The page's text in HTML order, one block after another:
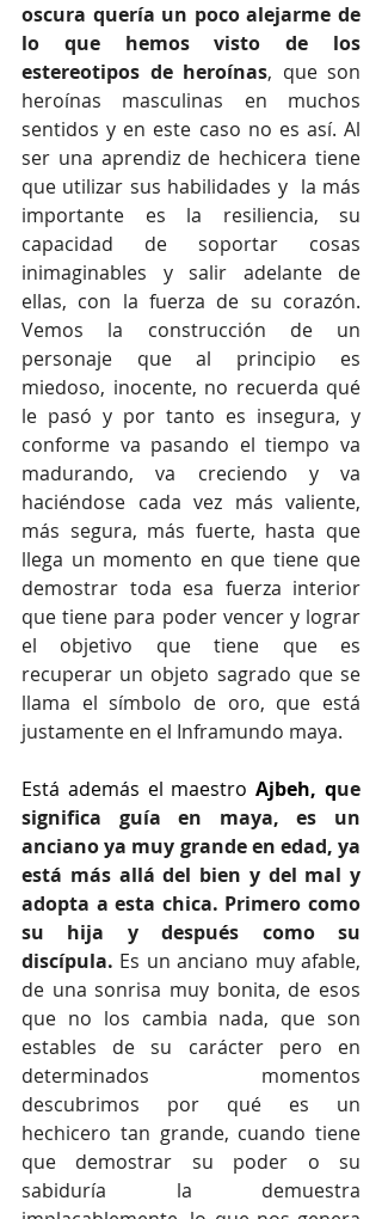
oscura quería un poco alejarme de
lo que hemos visto de los
estereotipos de heroínas, que son
heroínas masculinas en muchos
sentidos y en este caso no es así. Al
ser una aprendiz de hechicera tiene
que utilizar sus habilidades y  la más
importante es la resiliencia, su
capacidad de soportar cosas
inimaginables y salir adelante de
ellas, con la fuerza de su corazón.
Vemos la construcción de un
personaje que al principio es
miedoso, inocente, no recuerda qué
le pasó y por tanto es insegura, y
conforme va pasando el tiempo va
madurando, va creciendo y va
haciéndose cada vez más valiente,
más segura, más fuerte, hasta que
llega un momento en que tiene que
demostrar toda esa fuerza interior
que tiene para poder vencer y lograr
el objetivo que tiene que es
recuperar un objeto sagrado que se
llama el símbolo de oro, que está
justamente en el Inframundo maya.
Está además el maestro Ajbeh, que
significa guía en maya, es un
anciano ya muy grande en edad, ya
está más allá del bien y del mal y
adopta a esta chica. Primero como
su hija y después como su
discípula. Es un anciano muy afable,
de una sonrisa muy bonita, de esos
que no los cambia nada, que son
estables de su carácter pero en
determinados momentos
descubrimos por qué es un
hechicero tan grande, cuando tiene
que demostrar su poder o su
sabiduría la demuestra